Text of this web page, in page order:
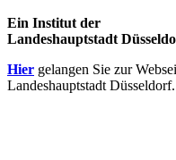
Ein Institut der
Landeshauptstadt
Hier gelangen Sie zur
Landeshauptstadt Düsseldorf.